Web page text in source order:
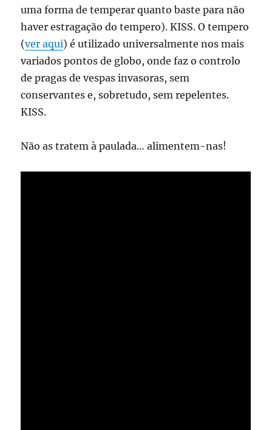
uma forma de temperar quanto baste para não
haver estragação do tempero). KISS. O tempero
(ver aqui) é utilizado universalmente nos mais
variados pontos de globo, onde faz o controlo
de pragas de vespas invasoras, sem
conservantes e, sobretudo, sem repelentes.
KISS.
Não as tratem à paulada… alimentem-nas!